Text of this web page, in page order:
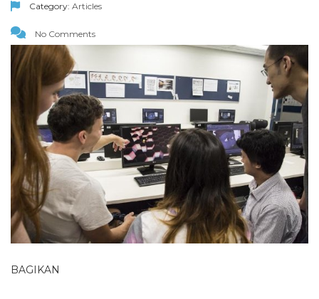
Category: Articles
No Comments
BAGIKAN